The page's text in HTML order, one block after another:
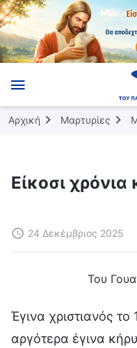
Αρχική Μαρτυρίες
Είκοσι χρόνια
24 Δεκέμβριος 2025
Του
Έγινα χριστιανός το
αργότερα έγινα